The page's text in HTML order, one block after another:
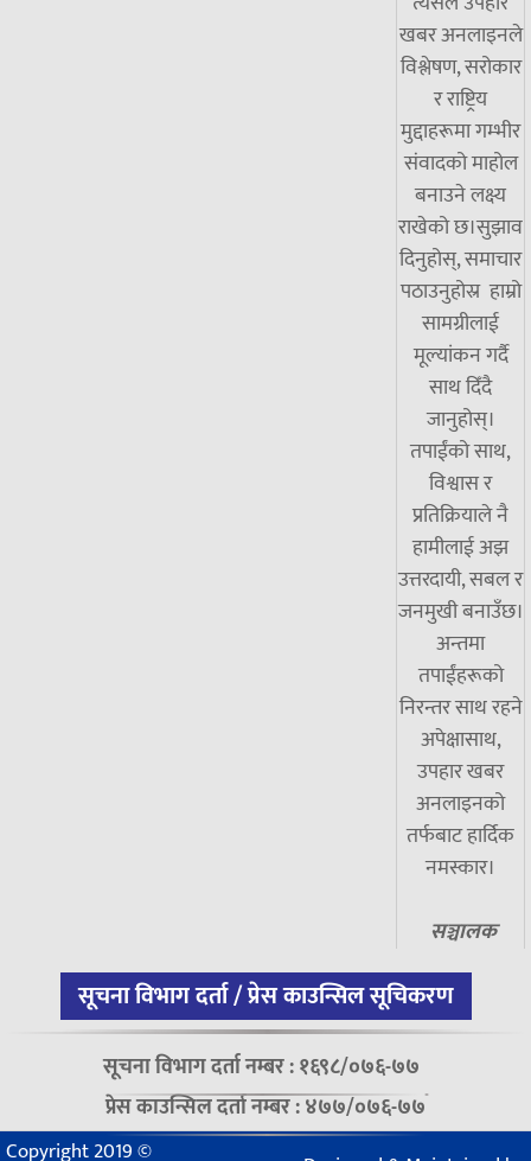
खबर अनलाइनले
विश्लेषण, सरोकार
र राष्ट्रिय
मुद्दाहरूमा गम्भीर
संवादको माहोल
बनाउने लक्ष्य
राखेको छ।सुझाव
दिनुहोस्, समाचार
पठाउनुहोस्र हाम्रो
सामग्रीलाई
मूल्यांकन गर्दै
साथ दिँदै
जानुहोस्।
तपाईंको साथ,
विश्वास र
प्रतिक्रियाले नै
हामीलाई अझ
उत्तरदायी, सबल र
जनमुखी बनाउँछ।
अन्तमा
तपाईंहरूको
निरन्तर साथ रहने
अपेक्षासाथ,
उपहार खबर
अनलाइनको
तर्फबाट हार्दिक
नमस्कार।
सञ्चालक
सूचना विभाग दर्ता / प्रेस काउन्सिल सूचिकरण
सूचना विभाग दर्ता नम्बर : १६९८/०७६-७७
प्रेस काउन्सिल दर्ता नम्बर : ४७७/०७६-७७
Copyright 2019 ©